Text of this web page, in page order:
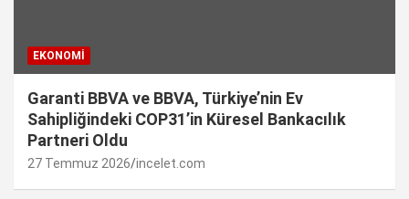
EKONOMI
Garanti BBVA ve BBVA, Türkiye’nin Ev
Sahipliğindeki COP31’in Küresel Bankacılık
Partneri Oldu
27 Temmuz 2026 incelet.com